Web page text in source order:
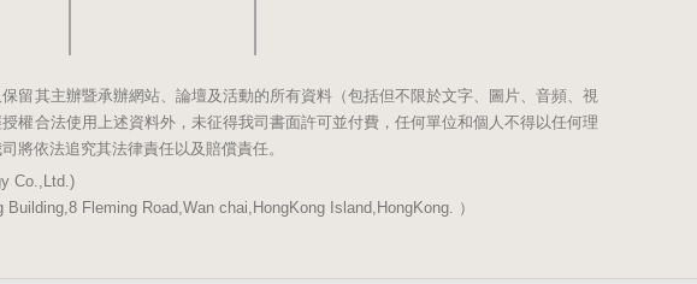
留其主辦暨承辦網站、論壇及活動的所有資料（包括但不限於文字、圖片、音頻、視
權合法使用上述資料外，未征得我司書面許可並付費，任何單位和個人不得以任何理
將依法追究其法律責任以及賠償責任。
Co.,Ltd.)
Fleming Road,Wan chai,HongKong Island,HongKong. ）